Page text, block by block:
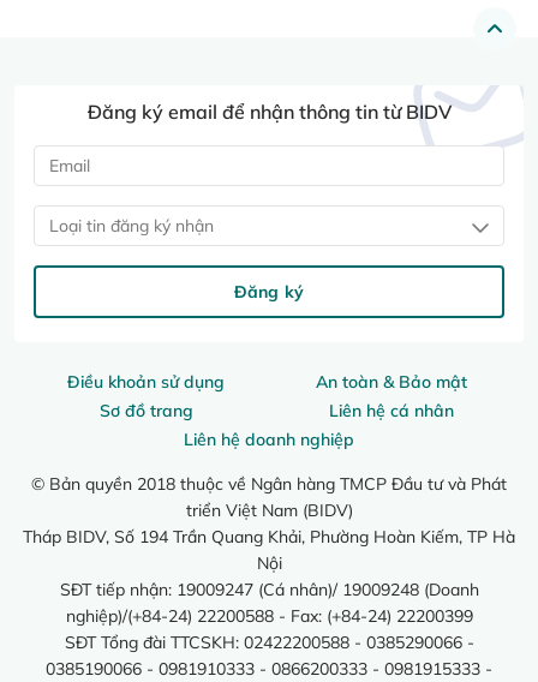
Điều khoản sử dụng
An toàn & Bảo mật
Sơ đồ trang
Liên hệ cá nhân
Liên hệ doanh nghiệp
© Bản quyền 2018 thuộc về Ngân hàng TMCP Đầu tư và Phát
triển Việt Nam (BIDV)
Tháp BIDV, Số 194 Trần Quang Khải, Phường Hoàn Kiếm, TP Hà
Nội
SĐT tiếp nhận: 19009247 (Cá nhân)/ 19009248 (Doanh
nghiệp)/(+84-24) 22200588 - Fax: (+84-24) 22200399
SĐT Tổng đài TTCSKH: 02422200588 - 0385290066 -
0385190066 - 0981910333 - 0866200333 - 0981915333 -
Đăng ký email để nhận thông tin từ BIDV
Loại tin đăng ký nhận
Đăng ký